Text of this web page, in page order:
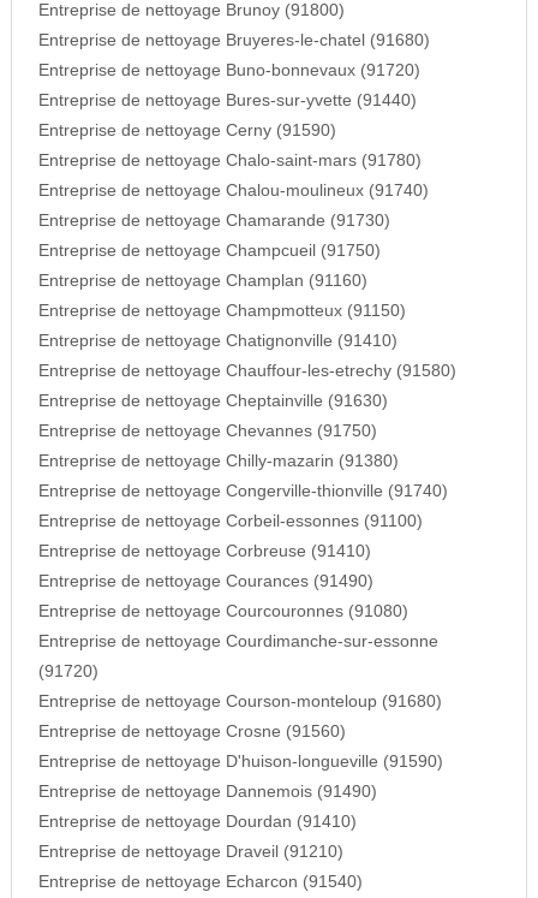
Entreprise de nettoyage Brunoy (91800)
Entreprise de nettoyage Bruyeres-le-chatel (91680)
Entreprise de nettoyage Buno-bonnevaux (91720)
Entreprise de nettoyage Bures-sur-yvette (91440)
Entreprise de nettoyage Cerny (91590)
Entreprise de nettoyage Chalo-saint-mars (91780)
Entreprise de nettoyage Chalou-moulineux (91740)
Entreprise de nettoyage Chamarande (91730)
Entreprise de nettoyage Champcueil (91750)
Entreprise de nettoyage Champlan (91160)
Entreprise de nettoyage Champmotteux (91150)
Entreprise de nettoyage Chatignonville (91410)
Entreprise de nettoyage Chauffour-les-etrechy (91580)
Entreprise de nettoyage Cheptainville (91630)
Entreprise de nettoyage Chevannes (91750)
Entreprise de nettoyage Chilly-mazarin (91380)
Entreprise de nettoyage Congerville-thionville (91740)
Entreprise de nettoyage Corbeil-essonnes (91100)
Entreprise de nettoyage Corbreuse (91410)
Entreprise de nettoyage Courances (91490)
Entreprise de nettoyage Courcouronnes (91080)
Entreprise de nettoyage Courdimanche-sur-essonne
(91720)
Entreprise de nettoyage Courson-monteloup (91680)
Entreprise de nettoyage Crosne (91560)
Entreprise de nettoyage D'huison-longueville (91590)
Entreprise de nettoyage Dannemois (91490)
Entreprise de nettoyage Dourdan (91410)
Entreprise de nettoyage Draveil (91210)
Entreprise de nettoyage Echarcon (91540)